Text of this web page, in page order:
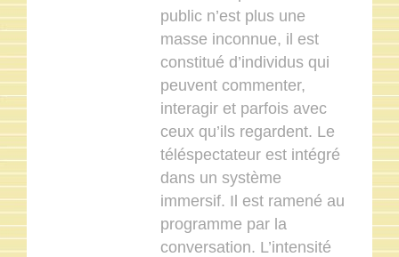
public n’est plus une
masse inconnue, il est
constitué d’individus qui
peuvent commenter,
interagir et parfois avec
ceux qu’ils regardent. Le
téléspectateur est intégré
dans un système
immersif. Il est ramené au
programme par la
conversation. L’intensité